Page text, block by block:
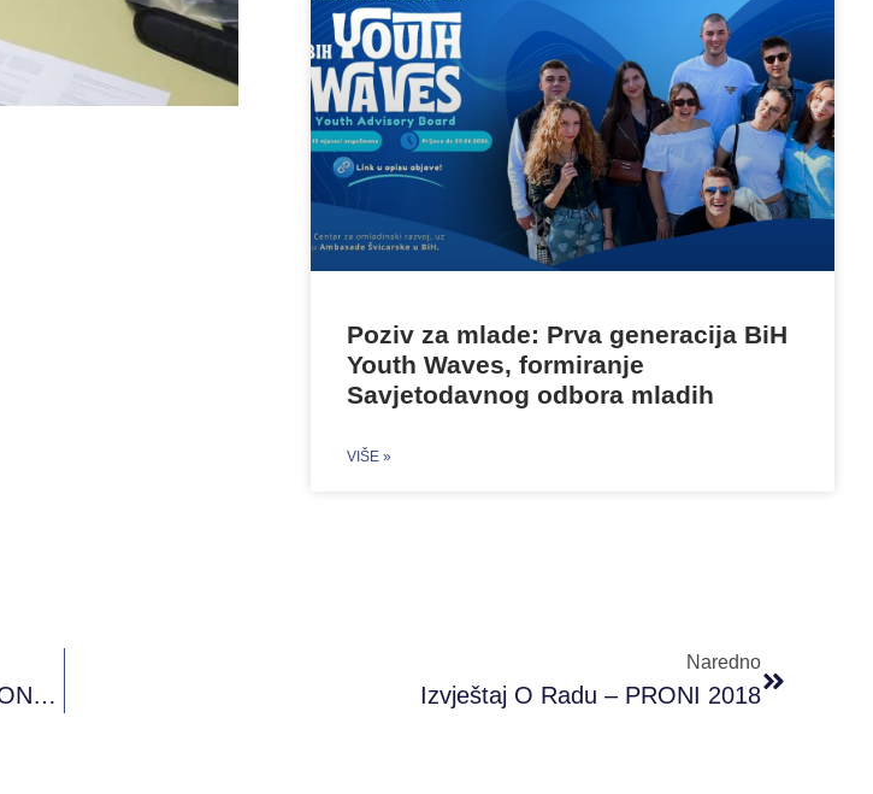
Poziv za mlade: Prva generacija BiH
Youth Waves, formiranje
Savjetodavnog odbora mladih
VIŠE »
Potpisan Memorandum O Saradnji Sa Ciljem Otvaranja PRONI Omladinskog Kluba U Sarajevu.
Naredno
Izvještaj O Radu – PRONI 2018